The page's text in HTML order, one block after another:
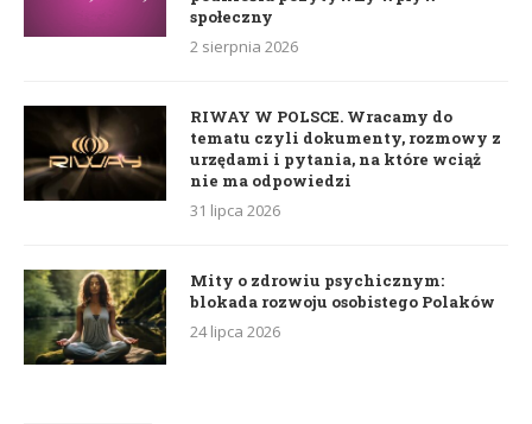
społeczny
2 sierpnia 2026
RIWAY W POLSCE. Wracamy do
tematu czyli dokumenty, rozmowy z
urzędami i pytania, na które wciąż
nie ma odpowiedzi
31 lipca 2026
Mity o zdrowiu psychicznym:
blokada rozwoju osobistego Polaków
24 lipca 2026